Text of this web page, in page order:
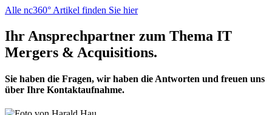
Alle nc360° Artikel finden Sie hier
Ihr Ansprechpartner zum Thema IT
Mergers & Acquisitions.
Sie haben die Fragen, wir haben die Antworten und freuen uns
über Ihre Kontaktaufnahme.